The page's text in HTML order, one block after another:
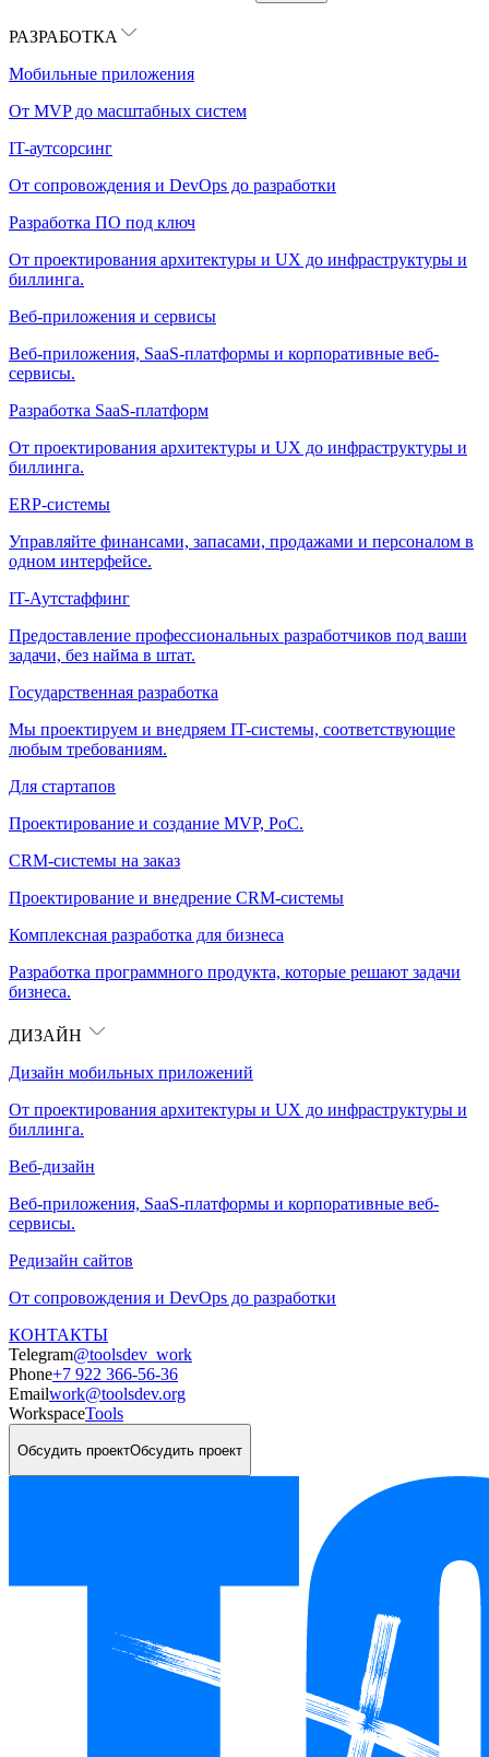
РАЗРАБОТКА
Мобильные приложения
От MVP до масштабных систем
IT-аутсорсинг
От сопровождения и DevOps до разработки
Разработка ПО под ключ
От проектирования архитектуры и UX до инфраструктуры и
биллинга.
Веб-приложения и сервисы
Веб-приложения, SaaS-платформы и корпоративные веб-
сервисы.
Разработка SaaS-платформ
От проектирования архитектуры и UX до инфраструктуры и
биллинга.
ERP-системы
Управляйте финансами, запасами, продажами и персоналом в
одном интерфейсе.
IT-Аутстаффинг
Предоставление профессиональных разработчиков под ваши
задачи, без найма в штат.
Государственная разработка
Мы проектируем и внедряем IT-системы, соответствующие
любым требованиям.
Для стартапов
Проектирование и создание MVP, PoC.
CRM-системы на заказ
Проектирование и внедрение CRM-системы
Комплексная разработка для бизнеса
Разработка программного продукта, которые решают задачи
бизнеса.
ДИЗАЙН
Дизайн мобильных приложений
От проектирования архитектуры и UX до инфраструктуры и
биллинга.
Веб-дизайн
Веб-приложения, SaaS-платформы и корпоративные веб-
сервисы.
Редизайн сайтов
От сопровождения и DevOps до разработки
КОНТАКТЫ
Telegram@toolsdev_work
Phone+7 922 366-56-36
Emailwork@toolsdev.org
WorkspaceTools
Обсудить проектОбсудить проект